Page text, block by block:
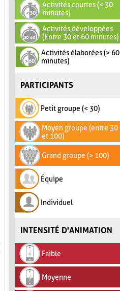
Activités courtes (< 30
minutes)
Activités développées
(Entre 30 et 60 minutes)
Activités élaborées (> 60
minutes)
PARTICIPANTS
Petit groupe (< 30)
Moyen groupe (entre 30
et 100)
Grand groupe (> 100)
Équipe
Individuel
INTENSITÉ D'ANIMATION
Faible
Moyenne